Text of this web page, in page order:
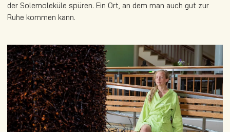
der Solemoleküle spüren. Ein Ort, an dem man auch gut zur
Ruhe kommen kann.